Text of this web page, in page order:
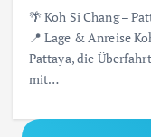
🌴 Koh Si Chang –
📍 Lage & Anreise
Pattaya, die
mit…